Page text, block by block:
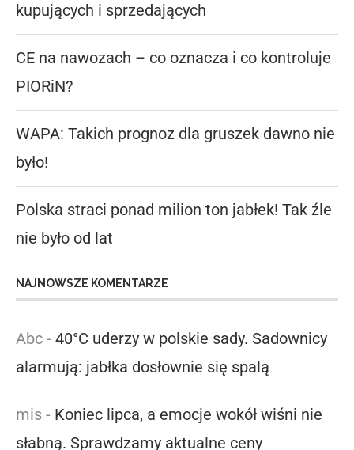
kupujących i sprzedających
CE na nawozach – co oznacza i co kontroluje
PIORiN?
WAPA: Takich prognoz dla gruszek dawno nie
było!
Polska straci ponad milion ton jabłek! Tak źle
nie było od lat
NAJNOWSZE KOMENTARZE
Abc - 40°C uderzy w polskie sady. Sadownicy
alarmują: jabłka dosłownie się spalą
mis - Koniec lipca, a emocje wokół wiśni nie
słabną. Sprawdzamy aktualne ceny